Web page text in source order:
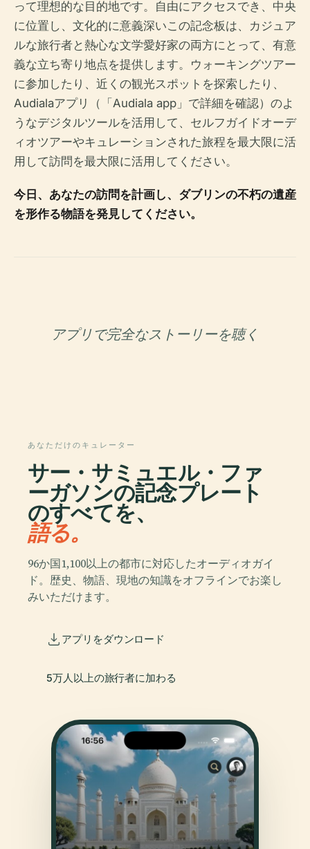
って理想的な目的地です。自由にアクセスでき、中央
に位置し、文化的に意義深いこの記念板は、カジュア
ルな旅行者と熱心な文学愛好家の両方にとって、有意
義な立ち寄り地点を提供します。ウォーキングツアー
に参加したり、近くの観光スポットを探索したり、
Audialaアプリ（「Audiala app」で詳細を確認）のよ
うなデジタルツールを活用して、セルフガイドオーデ
ィオツアーやキュレーションされた旅程を最大限に活
用して訪問を最大限に活用してください。
今日、あなたの訪問を計画し、ダブリンの不朽の遺産
を形作る物語を発見してください。
アプリで完全なストーリーを聴く
あなただけのキュレーター
サー・サミュエル・ファ
ーガソンの記念プレート
のすべてを、
語る。
96か国1,100以上の都市に対応したオーディオガイ
ド。歴史、物語、現地の知識をオフラインでお楽し
みいただけます。
アプリをダウンロード
5万人以上の旅行者に加わる